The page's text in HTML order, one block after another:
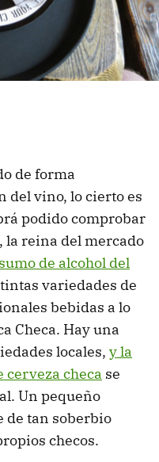
de forma
del vino, lo cierto es
podido comprobar
reina del mercado
de alcohol del
variedades de
bebidas a lo
Checa. Hay una
locales, y la
checa se
Un pequeño
de tan soberbio
checos.